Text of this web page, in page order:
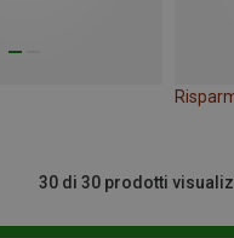
30 di 30 prodotti